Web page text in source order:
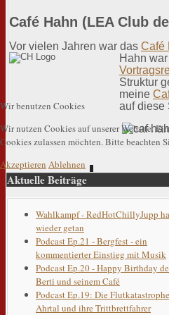
Café Hahn (LEA Club
Vor vielen Jahren war das Café
Hahn
Struktur
meine
auf diese
Aktuelle Beiträge
Wahlkampf - RedHotChillyJupp
wieder getan
Podcast Ep.21 - Bergfest - ein
kommentierter Einstieg mit Musik
Podcast Ep.20 - Happy Birthday
Berti und seinem Café
Podcast Ep.19: Die
Ahrtal und ihre Trittbrettfahrer
Wir benutzen Cookies
Wir nutzen Cookies auf unserer Website.
Cookies zulassen möchten. Bitte beachten
Akzeptieren Ablehnen